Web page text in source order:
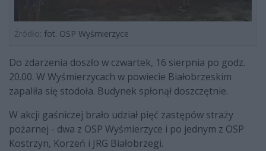
Źródło: fot. OSP Wyśmierzyce
Do zdarzenia doszło w czwartek, 16 sierpnia po godz.
20.00. W Wyśmierzycach w powiecie Białobrzeskim
zapaliła się stodoła. Budynek spłonął doszczętnie.
W akcji gaśniczej brało udział pięć zastępów straży
pożarnej - dwa z OSP Wyśmierzyce i po jednym z OSP
Kostrzyn, Korzeń i JRG Białobrzegi.